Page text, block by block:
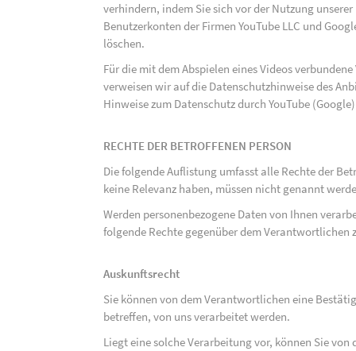
verhindern, indem Sie sich vor der Nutzung
Benutzerkonten der Firmen YouTube LLC und
löschen.
Für die mit dem Abspielen eines Videos
verweisen wir auf die Datenschutzhinweise des
Hinweise zum Datenschutz durch YouTube
RECHTE DER BETROFFENEN PERSON
Die folgende Auflistung umfasst alle Rechte der
keine Relevanz haben, müssen nicht genannt
Werden personenbezogene Daten von Ihnen
folgende Rechte gegenüber dem Verantwortlichen
Auskunftsrecht
Sie können von dem Verantwortlichen eine
betreffen, von uns verarbeitet werden.
Liegt eine solche Verarbeitung vor, können Sie